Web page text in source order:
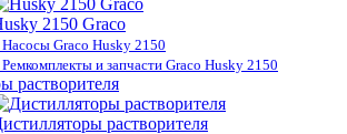
2150 Graco
Graco Husky 2150
и запчасти Graco Husky 2150
растворителя
растворителя